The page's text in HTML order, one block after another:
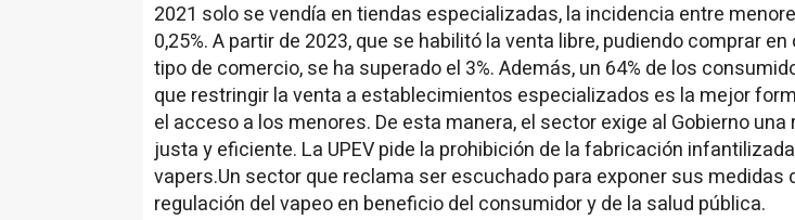
2021 solo se vendía en tiendas especializadas, la incidencia entre
0,25%. A partir de 2023, que se habilitó la venta libre, pudiendo comprar
tipo de comercio, se ha superado el 3%. Además, un 64% de los
que restringir la venta a establecimientos especializados es la mejor
el acceso a los menores. De esta manera, el sector exige al Gobierno una
justa y eficiente. La UPEV pide la prohibición de la fabricación
vapers.Un sector que reclama ser escuchado para exponer sus medidas
regulación del vapeo en beneficio del consumidor y de la salud pública.